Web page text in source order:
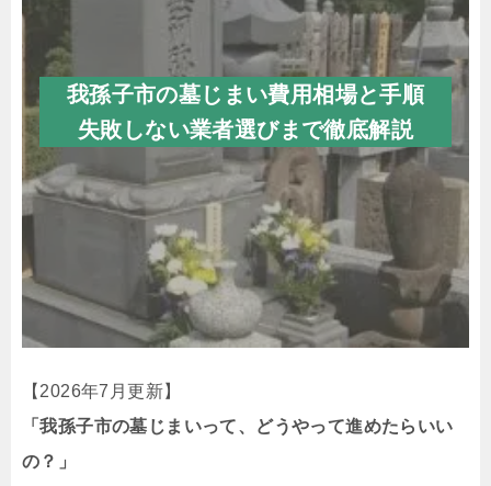
我孫子市の墓じまい費用相場と手順
失敗しない業者選びまで徹底解説
【2026年7月更新】
「我孫子市の墓じまいって、どうやって進めたらいい
の？」